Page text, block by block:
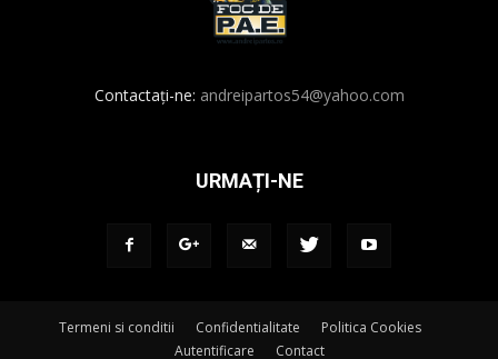
Contactați-ne: andreipartos54@yahoo.com
URMAȚI-NE
Termeni si conditii Confidentialitate
Politica Cookies
Autentificare
Contact